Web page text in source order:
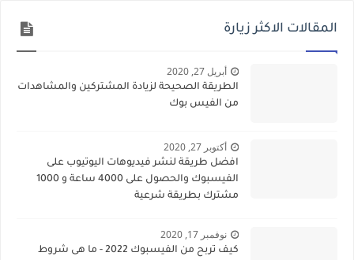
المقالات الاكثر زيارة
أبريل 27, 2020
الطريقة الصحيحة لزيادة المشتركين والمشاهدات
من الفيس بوك
أكتوبر 27, 2020
افضل طريقة لنشر فيديوهات اليوتيوب على
الفيسبوك والحصول على 4000 ساعة و 1000
مشترك بطريقة شرعية
نوفمبر 17, 2020
كيف تربح من الفيسبوك 2022 - ما هى شروط